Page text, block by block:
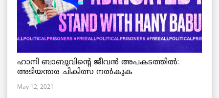
ഹാനി ബാബുവിന്റെ ജീവൻ അപകടത്തിൽ:
അടിയന്തര ചികിത്സ നൽകുക
May 12, 2021